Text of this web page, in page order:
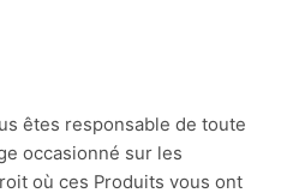
êtes responsable de toute
occasionné sur les
où ces Produits vous ont